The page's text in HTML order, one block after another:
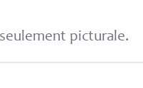
seulement picturale.